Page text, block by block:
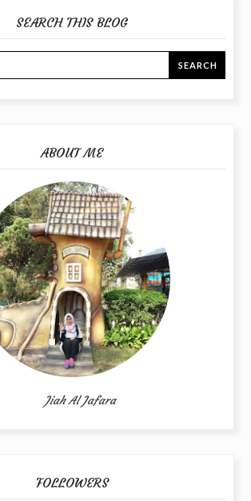
SEARCH THIS BLOG
ABOUT ME
Jiah Al Jafara
FOLLOWERS